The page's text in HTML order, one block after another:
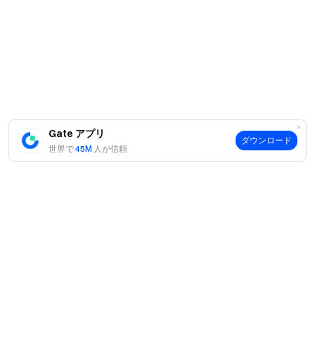
Gate アプリ
世界で45M 人が信頼
ダウンロード
ん。
予測市場の決済、利益分配、関連市場処理はGate予